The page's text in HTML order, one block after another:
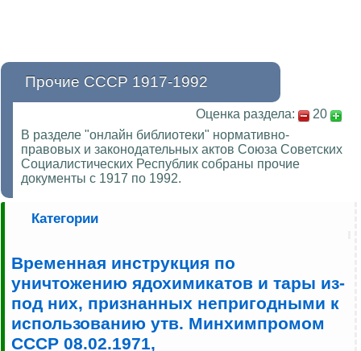
Прочие СССР 1917-1992
Оценка раздела:
20
В разделе "онлайн библиотеки" нормативно-
правовых и законодательных актов Союза Советских
Социалистических Республик собраны прочие
документы с 1917 по 1992.
Категории
Временная инструкция по
уничтожению ядохимикатов и тары из-
под них, признанных непригодными к
использованию утв. Минхимпромом
СССР 08.02.1971,